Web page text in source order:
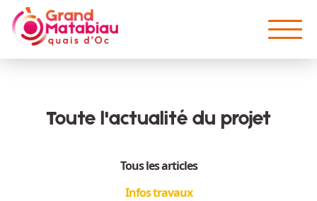
Aller au contenu principal
Toute l'actualité du projet
Tous les articles
Infos travaux